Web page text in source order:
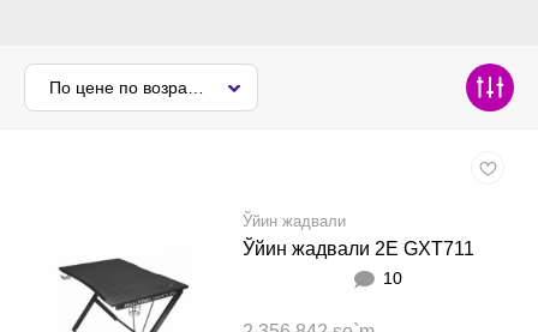
Ўйин жадвали
Ўйин жадвали 2E GXT711
10